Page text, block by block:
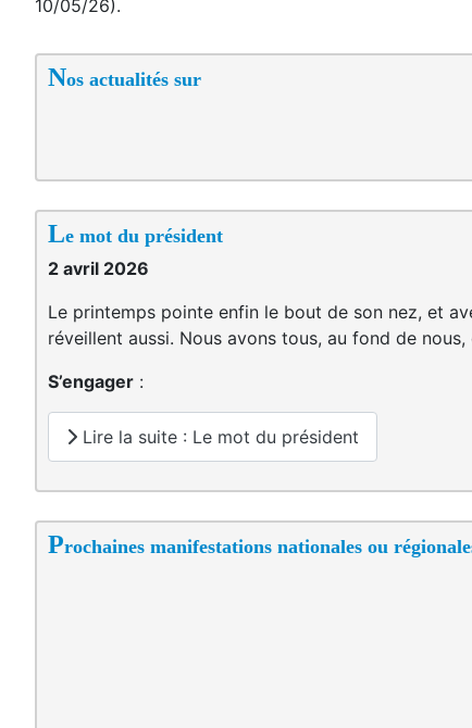
Nos actualités sur
Le mot du président
2 avril 2026
Le printemps pointe enfin le bout de son nez, et
réveillent aussi. Nous avons tous, au fond de
S’engager :
Lire la suite : Le mot du président
Prochaines manifestations nationales ou
10/05/26).